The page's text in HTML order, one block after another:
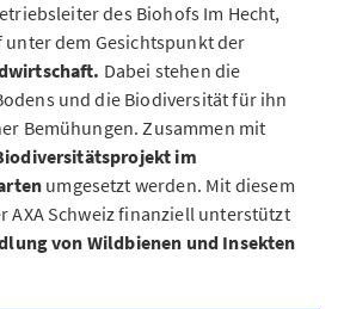
des Biohofs Im Hecht,
dem Gesichtspunkt der
Dabei stehen die
und die Biodiversität für ihn
Bemühungen. Zusammen mit
im
umgesetzt werden. Mit diesem
AXA Schweiz finanziell unterstützt
von Wildbienen und Insekten